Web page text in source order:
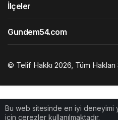
Bu web sitesinde en iyi deneyimi
için çerezler kullanılmaktadır.
İlçeler
Gundem54.com
© Telif Hakkı 2026, Tüm Hakları